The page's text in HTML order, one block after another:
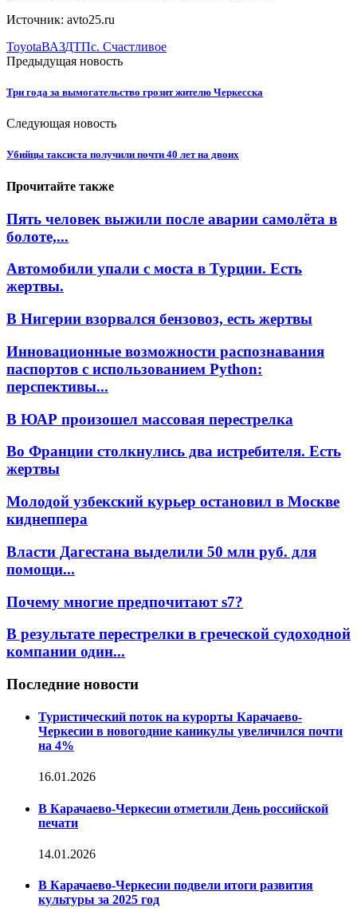
Источник: avto25.ru
ToyotaВАЗДТПс. Счастливое
Предыдущая новость
Три года за вымогательство грозит жителю Черкесска
Следующая новость
Убийцы таксиста получили почти 40 лет на двоих
Прочитайте также
Пять человек выжили после аварии самолёта в
болоте,...
Автомобили упали с моста в Турции. Есть
жертвы.
В Нигерии взорвался бензовоз, есть жертвы
Инновационные возможности распознавания
паспортов с использованием Python:
перспективы...
В ЮАР произошел массовая перестрелка
Во Франции столкнулись два истребителя. Есть
жертвы
Молодой узбекский курьер остановил в Москве
киднеппера
Власти Дагестана выделили 50 млн руб. для
помощи...
Почему многие предпочитают s7?
В результате перестрелки в греческой судоходной
компании один...
Последние новости
Туристический поток на курорты Карачаево-
Черкесии в новогодние каникулы увеличился почти
на 4%
16.01.2026
В Карачаево-Черкесии отметили День российской
печати
14.01.2026
В Карачаево-Черкесии подвели итоги развития
культуры за 2025 год